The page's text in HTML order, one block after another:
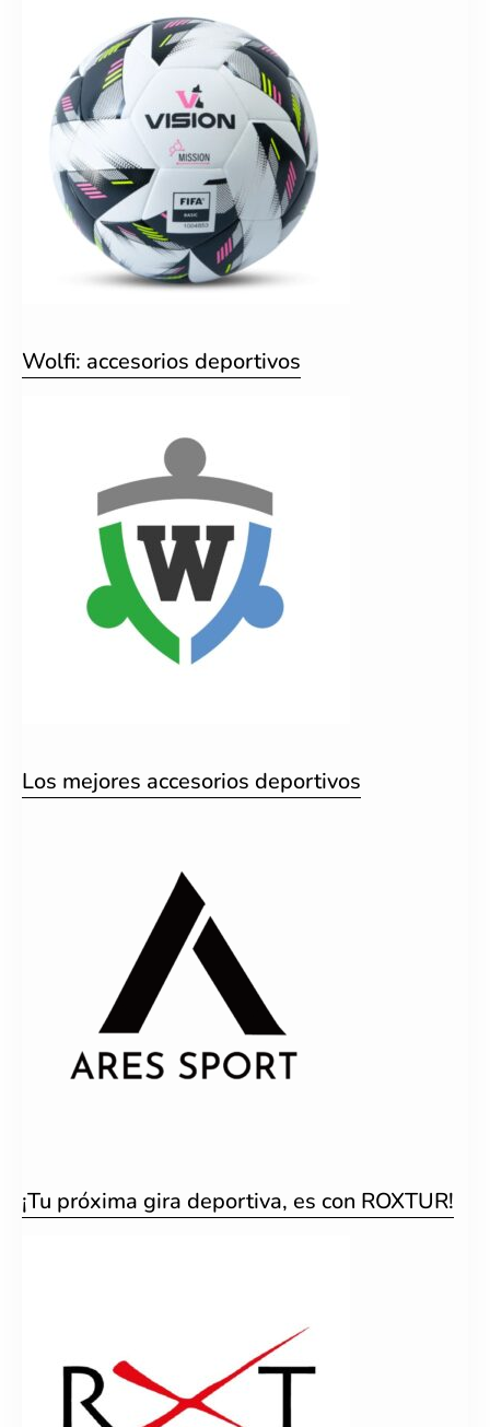
Wolfi: accesorios deportivos
Los mejores accesorios deportivos
¡Tu próxima gira deportiva, es con ROXTUR!